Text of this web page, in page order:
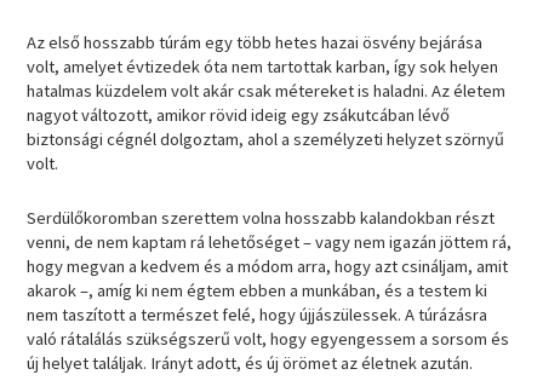
Az első hosszabb túrám egy több hetes hazai ösvény bejárása
volt, amelyet évtizedek óta nem tartottak karban, így sok helyen
hatalmas küzdelem volt akár csak métereket is haladni. Az életem
nagyot változott, amikor rövid ideig egy zsákutcában lévő
biztonsági cégnél dolgoztam, ahol a személyzeti helyzet szörnyű
volt.
Serdülőkoromban szerettem volna hosszabb kalandokban részt
venni, de nem kaptam rá lehetőséget – vagy nem igazán jöttem rá,
hogy megvan a kedvem és a módom arra, hogy azt csináljam, amit
akarok –, amíg ki nem égtem ebben a munkában, és a testem ki
nem taszított a természet felé, hogy újjászülessek. A túrázásra
való rátalálás szükségszerű volt, hogy egyengessem a sorsom és
új helyet találjak. Irányt adott, és új örömet az életnek azután.